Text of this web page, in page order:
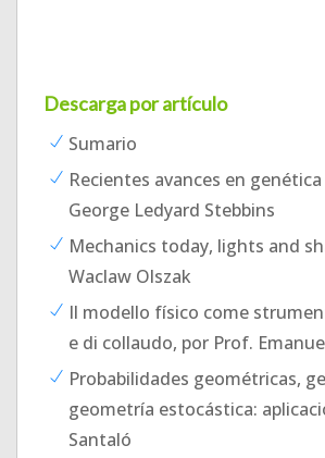
Descarga por artículo
Sumario
Recientes avances en
George Ledyard Stebbins
Mechanics today, lights and
Waclaw Olszak
Il modello físico come
e di collaudo, por Prof.
Probabilidades geométricas,
geometría estocástica:
Santaló